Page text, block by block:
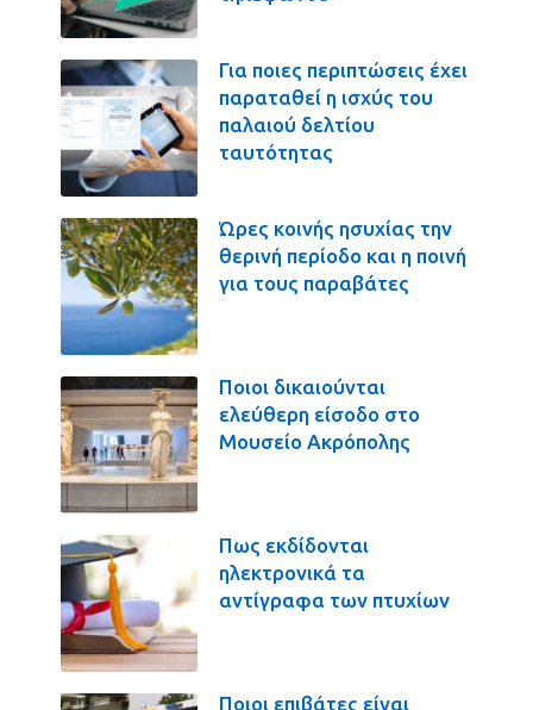
Για ποιες περιπτώσεις έχει
παραταθεί η ισχύς του
παλαιού δελτίου
ταυτότητας
Ώρες κοινής ησυχίας την
θερινή περίοδο και η ποινή
για τους παραβάτες
Ποιοι δικαιούνται
ελεύθερη είσοδο στο
Μουσείο Ακρόπολης
Πως εκδίδονται
ηλεκτρονικά τα
αντίγραφα των πτυχίων
Ποιοι επιβάτες είναι